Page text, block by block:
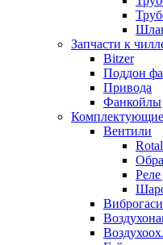
Запчасти к
Bitzer
Поддон
Привода
Фанкойлы
Комплектующие
Вентили